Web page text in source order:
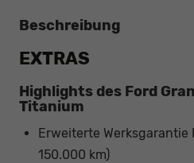
Beschreibung
EXTRAS
Highlights des Ford
Titanium
Erweiterte
150.000 km)